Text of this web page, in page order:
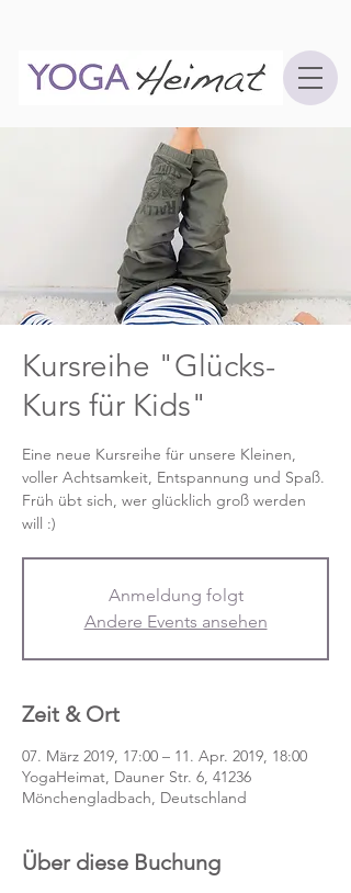
Kursreihe "Glücks-
Kurs für Kids"
Eine neue Kursreihe für unsere Kleinen,
voller Achtsamkeit, Entspannung und Spaß.
Früh übt sich, wer glücklich groß werden
will :)
Anmeldung folgt
Andere Events ansehen
Zeit & Ort
07. März 2019, 17:00 – 11. Apr. 2019, 18:00
YogaHeimat, Dauner Str. 6, 41236
Mönchengladbach, Deutschland
Über diese Buchung